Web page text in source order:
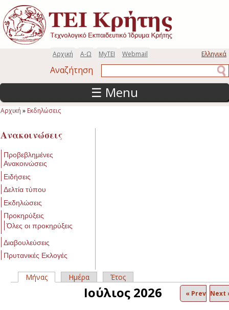
Παράκαμψη προς το κυρίως περιεχόμενο
Ελληνικά
Webmail
MyTEI
Α-Ω
Αρχική
Αναζήτηση
☰ Menu
Αρχική » Εκδηλώσεις
Ανακοινώσεις
Προβεβλημένες
Ανακοινώσεις
Ειδήσεις
Δελτία τύπου
Εκδηλώσεις
Προκηρύξεις
Όλες οι προκηρύξεις
Διαβουλεύσεις
Πρυτανικές Εκλογές
Πρωτεύουσες καρτέλες
Μήνας (ενεργή καρτέλα)
Ημέρα Έτος
Ιούλιος 2026 « Prev Next